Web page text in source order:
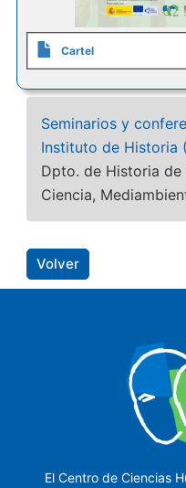
Cartel
Seminarios y
Instituto de Historia
Dpto. de Historia de
Ciencia,
Volver
El Centro de Ciencias